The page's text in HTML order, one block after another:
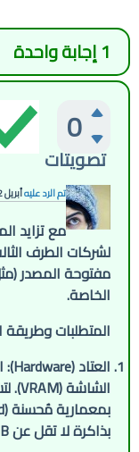
1إجابة واحدة
0
تصويتات
تم الرد عليهأبريل 12
مع تزايد
لشركات الطرف
الخاصة.
المتطلبات وطريقة
العتاد (Hardware):
بذاكرة لا تقل عن 8GB إلى 12GB.